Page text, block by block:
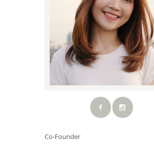
ABOUT US
BLOGS
CONTACT US
Co-Founder